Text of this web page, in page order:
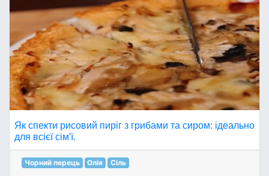
Як спекти рисовий пиріг з грибами та сиром: ідеально
для всієї сім'ї.
Чорний перець Олія Сіль